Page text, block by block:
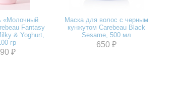
«Молочный
Fantasy
& Yoghurt,
гр
₽
Маска для волос с черным
кунжутом Carebeau Black
Sesame, 500 мл
650 ₽